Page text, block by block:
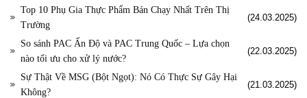
Top 10 Phụ Gia Thực Phẩm Bán Chạy Nhất Trên Thị
Trường
(24.03.2025)
So sánh PAC Ấn Độ và PAC Trung Quốc – Lựa chọn
nào tối ưu cho xử lý nước?
(22.03.2025)
Sự Thật Về MSG (Bột Ngọt): Nó Có Thực Sự Gây Hại
Không?
(21.03.2025)